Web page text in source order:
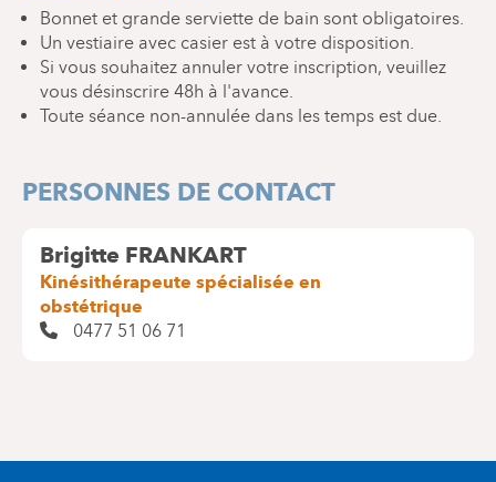
Bonnet et grande serviette de bain sont obligatoires.
Un vestiaire avec casier est à votre disposition.
Si vous souhaitez annuler votre inscription, veuillez
vous désinscrire 48h à l'avance.
Toute séance non-annulée dans les temps est due.
PERSONNES DE CONTACT
Brigitte FRANKART
Kinésithérapeute spécialisée en
obstétrique
0477 51 06 71